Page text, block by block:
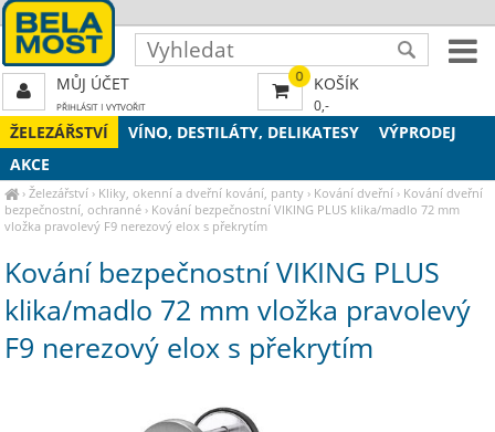
ŽELEZÁŘSTVÍ VÍNO, DESTILÁTY, DELIKATESY
VÝPRODEJ
AKCE
›Železářství › Kliky, okenní a dveřní kování, panty › Kování dveřní › Kování dveřní
bezpečnostní, ochranné › Kování bezpečnostní VIKING PLUS klika/madlo 72 mm
vložka pravolevý F9 nerezový elox s překrytím
Kování bezpečnostní VIKING PLUS
klika/madlo 72 mm vložka pravolevý
F9 nerezový elox s překrytím
0 KOŠÍK
0,-
MŮJ ÚČET
PŘIHLÁSIT| VYTVOŘIT